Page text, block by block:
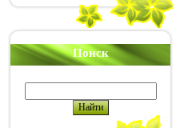
Поиск